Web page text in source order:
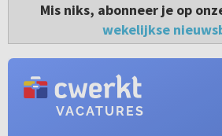
Mis niks, abonneer je op
wekelijkse